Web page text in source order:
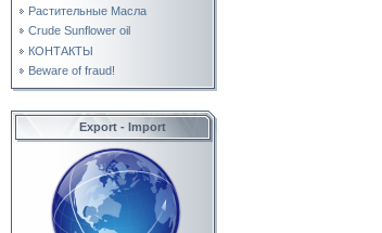
Растительные Масла
Crude Sunflower oil
КОНТАКТЫ
Beware of fraud!
Export - Import